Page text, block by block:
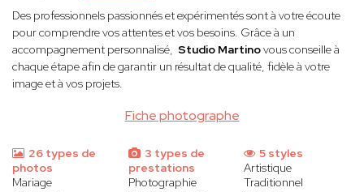
Fiche photographe
Des professionnels passionnés et expérimentés sont à votre écoute
pour comprendre vos attentes et vos besoins. Grâce à un
accompagnement personnalisé, Studio Martinovous conseille à
chaque étape afin de garantir un résultat de qualité, fidèle à votre
image et à vos projets.
26 types de
photos
Mariage
3 types de
prestations
Photographie
5 styles
Artistique
Traditionnel